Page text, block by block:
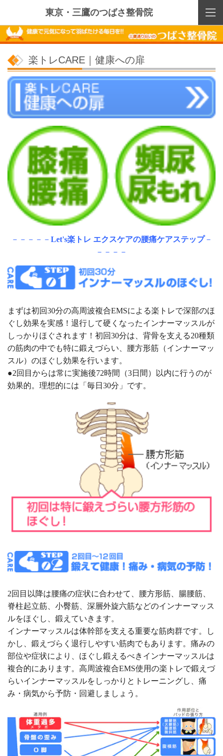
東京・三鷹のつばさ整骨院
楽トレCARE｜健康への扉
－－－－－ Let's楽トレ エクスケアの腰痛ケアステップ－
－－－－
まずは初回30分の高周波複合EMSによる楽トレで深部のほ
ぐし効果を実感！退行して硬くなったインナーマッスルが
しっかりほぐされます！初回30分は、背骨を支える20種類
の筋肉の中でも特に鍛えづらい、腰方形筋（インナーマッ
スル）のほぐし効果を行います。
●2回目からは常に実施後72時間（3日間）以内に行うのが
効果的。理想的には「毎日30分」です。
2回目以降は腰痛の症状に合わせて、腰方形筋、腸腰筋、
脊柱起立筋、小臀筋、深層外旋六筋などのインナーマッス
ルをほぐし、鍛えていきます。
インナーマッスルは体幹部を支える重要な筋肉群です。し
かし、鍛えづらく退行しやすい筋肉でもあります。痛みの
部位や症状により、ほぐし鍛えるべきインナーマッスルは
複合的にあります。高周波複合EMS使用の楽トレで鍛えづ
らいインナーマッスルをしっかりとトレーニングし、痛
み・病気から予防・回避しましょう。